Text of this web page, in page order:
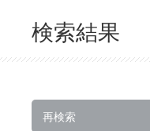
検索結果
再検索